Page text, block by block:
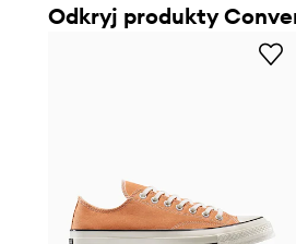
Odkryj produkty